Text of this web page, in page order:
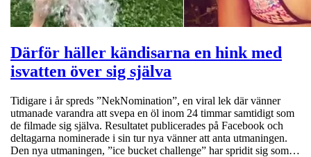
Därför häller kändisarna en hink med
isvatten över sig själva
Tidigare i år spreds ”NekNomination”, en viral lek där vänner
utmanade varandra att svepa en öl inom 24 timmar samtidigt som
de filmade sig själva. Resultatet publicerades på Facebook och
deltagarna nominerade i sin tur nya vänner att anta utmaningen.
Den nya utmaningen, ”ice bucket challenge” har spridit sig som…